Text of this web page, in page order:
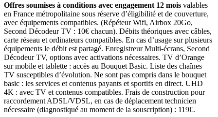
Offres soumises à conditions avec engagement 12 mois valables
en France métropolitaine sous réserve d’éligibilité et de couverture,
avec équipements compatibles. (Répéteur Wifi, Airbox 20Go,
Second Décodeur TV : 10€ chacun). Débits théoriques avec câbles,
carte réseau et ordinateurs compatibles. En cas d’usage sur plusieurs
équipements le débit est partagé. Enregistreur Multi-écrans, Second
Décodeur TV, options avec activations nécessaires. TV d’Orange
sur mobile et tablette : accès au Bouquet Basic. Liste des chaînes
TV susceptibles d’évolution. Ne sont pas compris dans le bouquet
basic : les services et contenus payants et sportifs en direct. UHD
4K : avec TV et contenus compatibles. Frais de construction pour
raccordement ADSL/VDSL, en cas de déplacement technicien
nécessaire (diagnostiqué au moment de la souscription) : 119€.